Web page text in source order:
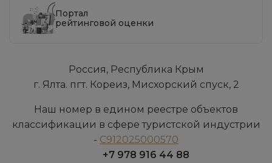
Портал
рейтинговой оценки
Россия, Республика Крым
г. Ялта. пгт. Кореиз, Мисхорский спуск, 2
Наш номер в едином реестре объектов
классификации в сфере туристской индустрии
- С912025000570
+7 978 916 44 88